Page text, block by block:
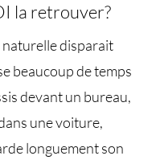
la retrouver?
disparait
beaucoup de temps
devant un bureau,
une voiture,
longuement son